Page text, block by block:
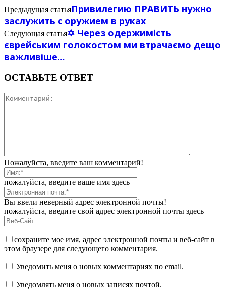
Предыдущая статьяПривилегию ПРАВИТЬ нужно
заслужить с оружием в руках
Следующая статья✡️ Через одержимість
єврейським голокостом ми втрачаємо дещо
важливіше…
ОСТАВЬТЕ ОТВЕТ
Пожалуйста, введите ваш комментарий!
пожалуйста, введите ваше имя здесь
Вы ввели неверный адрес электронной почты!
пожалуйста, введите свой адрес электронной почты здесь
сохраните мое имя, адрес электронной почты и веб-сайт в
этом браузере для следующего комментария.
Уведомить меня о новых комментариях по email.
Уведомлять меня о новых записях почтой.